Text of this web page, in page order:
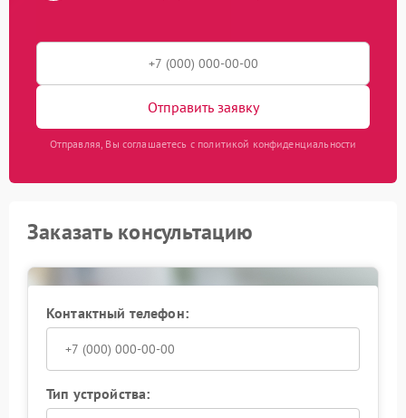
Отправить заявку
Отправляя, Вы соглашаетесь с политикой конфиденциальности
Заказать консультацию
Контактный телефон:
Тип устройства: